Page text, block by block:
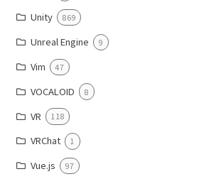
Unity 869
Unreal Engine 9
Vim 47
VOCALOID 8
VR 118
VRChat 1
Vue.js 97